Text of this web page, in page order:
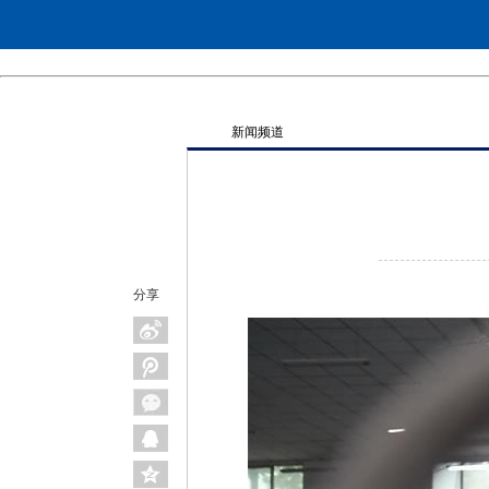
新闻频道
分享